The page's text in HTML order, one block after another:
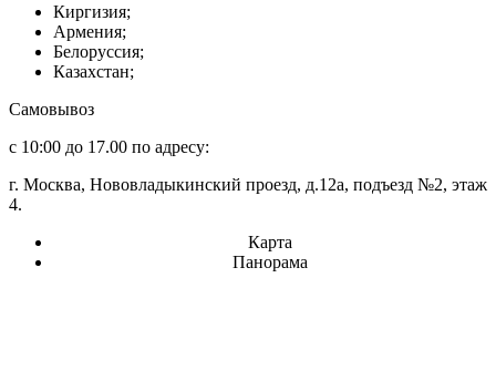
Киргизия;
Армения;
Белоруссия;
Казахстан;
Самовывоз
с 10:00 до 17.00 по адресу:
г. Москва, Нововладыкинский проезд, д.12а, подъезд №2, этаж
4.
Карта
Панорама